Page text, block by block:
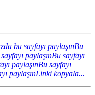
bu sayfayı paylaşınBu
paylaşınBu sayfayı
paylaşınBu sayfayı
paylaşınLinki kopyala...